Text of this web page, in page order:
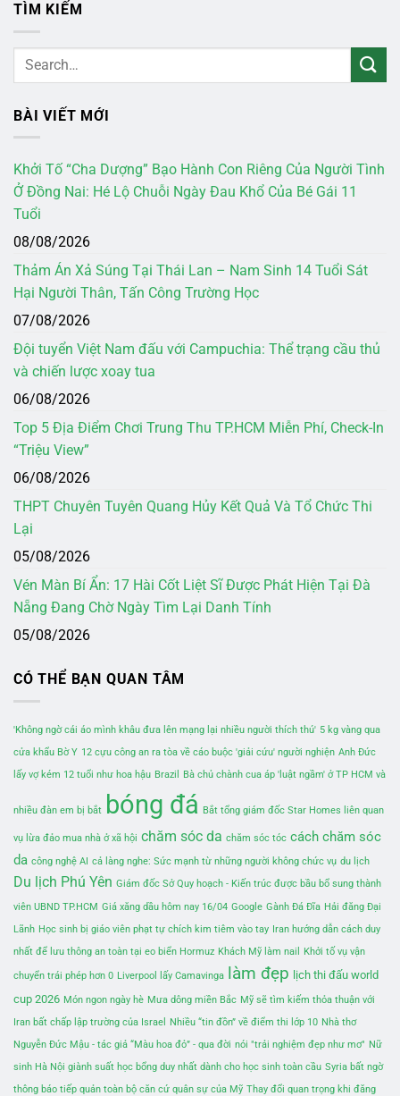
TÌM KIẾM
BÀI VIẾT MỚI
Khởi Tố “Cha Dượng” Bạo Hành Con Riêng Của Người Tình
Ở Đồng Nai: Hé Lộ Chuỗi Ngày Đau Khổ Của Bé Gái 11
Tuổi
08/08/2026
Thảm Án Xả Súng Tại Thái Lan – Nam Sinh 14 Tuổi Sát
Hại Người Thân, Tấn Công Trường Học
07/08/2026
Đội tuyển Việt Nam đấu với Campuchia: Thể trạng cầu thủ
và chiến lược xoay tua
06/08/2026
Top 5 Địa Điểm Chơi Trung Thu TP.HCM Miễn Phí, Check-In
“Triệu View”
06/08/2026
THPT Chuyên Tuyên Quang Hủy Kết Quả Và Tổ Chức Thi
Lại
05/08/2026
Vén Màn Bí Ẩn: 17 Hài Cốt Liệt Sĩ Được Phát Hiện Tại Đà
Nẵng Đang Chờ Ngày Tìm Lại Danh Tính
05/08/2026
CÓ THỂ BẠN QUAN TÂM
'Không ngờ cái áo mình khâu đưa lên mạng lại nhiều người thích thú' 5 kg vàng qua
cửa khẩu Bờ Y 12 cựu công an ra tòa về cáo buộc 'giải cứu' người nghiện Anh Đức
lấy vợ kém 12 tuổi như hoa hậu Brazil Bà chủ chành cua áp 'luật ngầm' ở TP HCM và
nhiều đàn em bị bắt bóng đá Bắt tổng giám đốc Star Homes liên quan
vụ lừa đảo mua nhà ở xã hội chăm sóc da chăm sóc tóc cách chăm sóc
da công nghệ AI cả làng nghe: Sức mạnh từ những người không chức vụ du lịch
Du lịch Phú Yên Giám đốc Sở Quy hoạch - Kiến trúc được bầu bổ sung thành
viên UBND TP.HCM Giá xăng dầu hôm nay 16/04 Google Gành Đá Đĩa Hải đăng Đại
Lãnh Học sinh bị giáo viên phạt tự chích kim tiêm vào tay Iran hướng dẫn cách duy
nhất để lưu thông an toàn tại eo biển Hormuz Khách Mỹ làm nail Khởi tố vụ vận
chuyển trái phép hơn 0 Liverpool lấy Camavinga làm đẹp lịch thi đấu world
cup 2026 Món ngon ngày hè Mưa dông miền Bắc Mỹ sẽ tìm kiếm thỏa thuận với
Iran bất chấp lập trường của Israel
Nhiều “tin đồn” về điểm thi lớp 10 Nhà thơ
Nguyễn Đức Mậu - tác giả “Màu hoa đỏ” - qua đời nói "trải nghiệm đẹp như mơ" Nữ
sinh Hà Nội giành suất học bổng duy nhất dành cho học sinh toàn cầu Syria bất ngờ
thông báo tiếp quản toàn bộ căn cứ quân sự của Mỹ Thay đổi quan trọng khi đăng